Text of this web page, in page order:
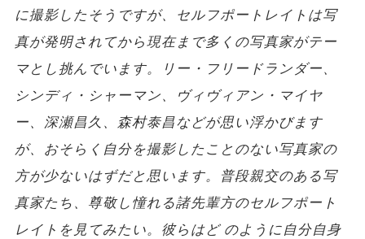
に撮影したそうですが、セルフポートレイトは写
真が発明されてから現在まで多くの写真家がテー
マとし挑んでいます。リー・フリードランダー、
シンディ・シャーマン、ヴィヴィアン・マイヤ
ー、深瀬昌久、森村泰昌などが思い浮かびます
が、おそらく自分を撮影したことのない写真家の
方が少ないはずだと思います。普段親交のある写
真家たち、尊敬し憧れる諸先輩方のセルフポート
レイトを見てみたい。彼らはど のように自分自身